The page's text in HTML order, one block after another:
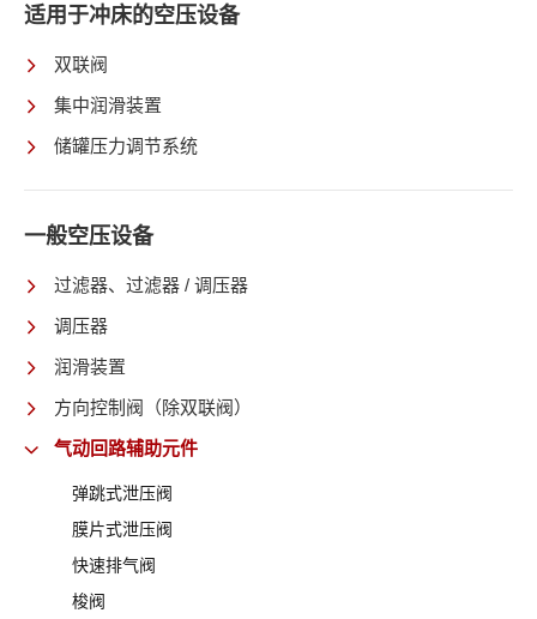
适用于冲床的空压设备
双联阀
集中润滑装置
储罐压力调节系统
一般空压设备
过滤器、过滤器 / 调压器
调压器
润滑装置
方向控制阀（除双联阀）
气动回路辅助元件
弹跳式泄压阀
膜片式泄压阀
快速排气阀
梭阀